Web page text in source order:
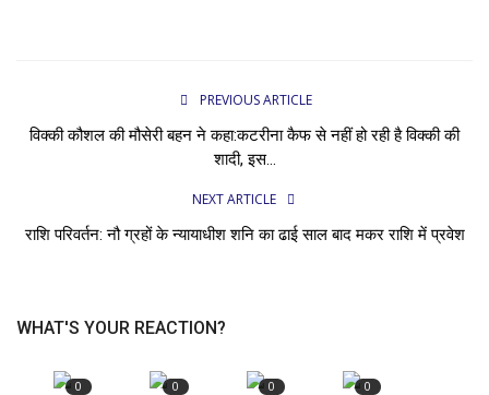
PREVIOUS ARTICLE
विक्की कौशल की मौसेरी बहन ने कहा:कटरीना कैफ से नहीं हो रही है विक्की की
शादी, इस...
NEXT ARTICLE
राशि परिवर्तन: नौ ग्रहों के न्यायाधीश शनि का ढाई साल बाद मकर राशि में प्रवेश
WHAT'S YOUR REACTION?
0 0 0 0